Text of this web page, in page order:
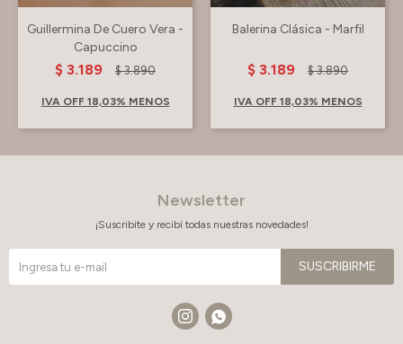
Guillermina De Cuero Vera -
Capuccino
$ 3.189 $ 3.890
IVA OFF 18,03% MENOS
Balerina Clásica - Marfil
$ 3.189 $ 3.890
IVA OFF 18,03% MENOS
Newsletter
¡Suscribite y recibí todas nuestras novedades!
SUSCRIBIRME
 